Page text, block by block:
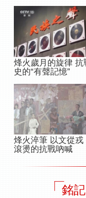
烽火歲月的旋律 抗
史的“有聲記憶”
烽火淬筆 以文從戎
滾燙的抗戰吶喊
銘